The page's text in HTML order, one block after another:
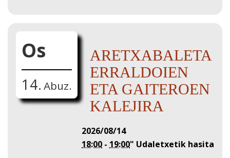
Os
14. Abuz.
ARETXABALETA
ERRALDOIEN
ETA GAITEROEN
KALEJIRA
2026/08/14
18:00 - 19:00" Udaletxetik hasita